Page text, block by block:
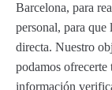
Barcelona, para
personal, para que
directa. Nuestro
podamos ofrecerte
información